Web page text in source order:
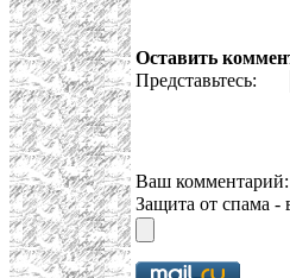
Оставить
Представьтесь:
Ваш комментарий:
Защита от спама -